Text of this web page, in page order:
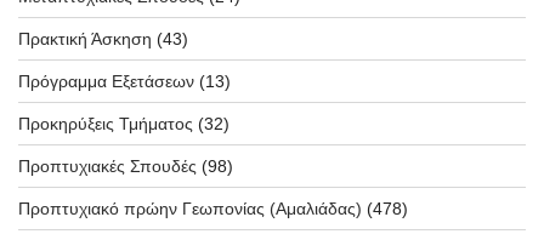
Πρακτική Άσκηση (43)
Πρόγραμμα Εξετάσεων (13)
Προκηρύξεις Τμήματος (32)
Προπτυχιακές Σπουδές (98)
Προπτυχιακό πρώην Γεωπονίας (Αμαλιάδας) (478)